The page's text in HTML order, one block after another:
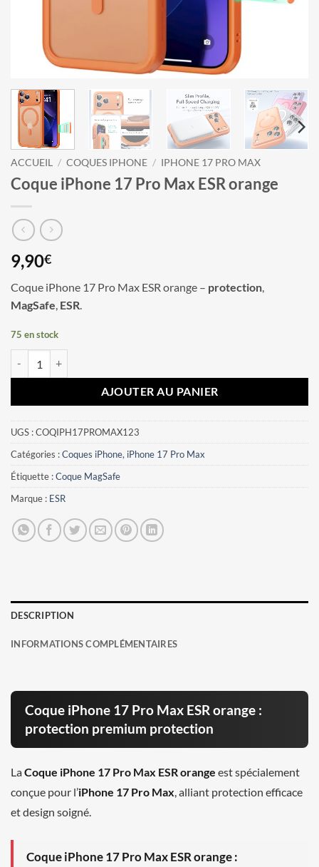
ACCUEIL / COQUES IPHONE / IPHONE 17 PRO MAX
Coque iPhone 17 Pro Max ESR orange
9,90€
Coque iPhone 17 Pro Max ESR orange – protection,
MagSafe, ESR.
75 en stock
AJOUTER AU PANIER
UGS :COQIPH17PROMAX123
Catégories :Coques iPhone, iPhone 17 Pro Max
Étiquette :Coque MagSafe
Marque : ESR
DESCRIPTION
INFORMATIONS COMPLÉMENTAIRES
Coque iPhone 17 Pro Max ESR orange :
protection premium protection
LaCoque iPhone 17 Pro Max ESR orange est spécialement
conçue pour l’iPhone 17 Pro Max , alliant protection efficace
et design soigné.
Coque iPhone 17 Pro Max ESR orange :